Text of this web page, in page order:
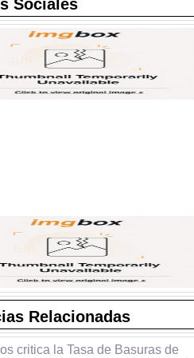
Sociales
Relacionadas
critica la Tasa de Basuras de